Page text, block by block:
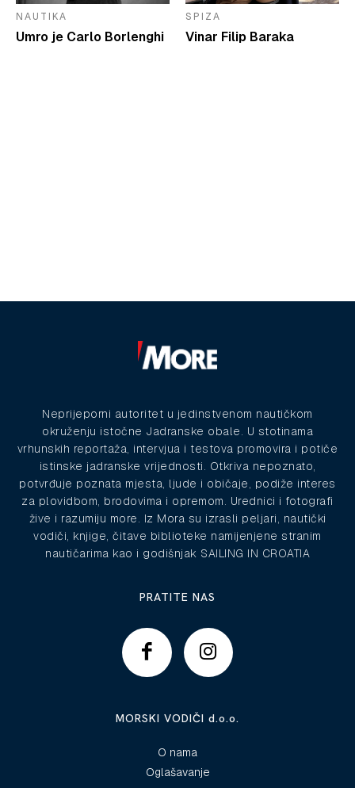
NAUTIKA
Umro je Carlo Borlenghi
SPIZA
Vinar Filip Baraka
Neprijeporni autoritet u jedinstvenom nautičkom
okruženju istočne Jadranske obale. U stotinama
vrhunskih reportaža, intervjua i testova promovira i potiče
istinske jadranske vrijednosti. Otkriva nepoznato,
potvrđuje poznata mjesta, ljude i običaje, podiže interes
za plovidbom, brodovima i opremom. Urednici i fotografi
žive i razumiju more. Iz Mora su izrasli peljari, nautički
vodiči, knjige, čitave biblioteke namijenjene stranim
nautičarima kao i godišnjak SAILING IN CROATIA
PRATITE NAS
MORSKI VODIČI d.o.o.
O nama
Oglašavanje